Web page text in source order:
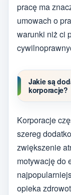
pracę ma
umowach o
warunki niż ci
Jakie są
korporacje?
Korporacje
szereg
zwiększenie
motywację do
opieka